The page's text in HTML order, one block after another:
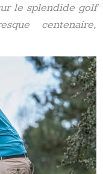
le splendide golf
centenaire,